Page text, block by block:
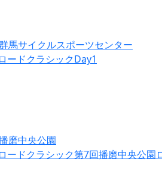
馬サイクルスポーツセンター
ードクラシックDay1
磨中央公園
ードクラシック第7回播磨中央公園